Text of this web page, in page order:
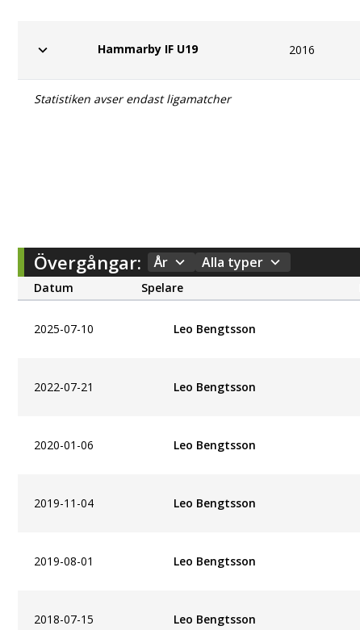
Hammarby IF U19 2016
Statistiken avser endast ligamatcher
Övergångar: År Alla typer
Datum Spelare
2025-07-10 Leo Bengtsson
2022-07-21 Leo Bengtsson
2020-01-06 Leo Bengtsson
2019-11-04 Leo Bengtsson
2019-08-01 Leo Bengtsson
2018-07-15 Leo Bengtsson